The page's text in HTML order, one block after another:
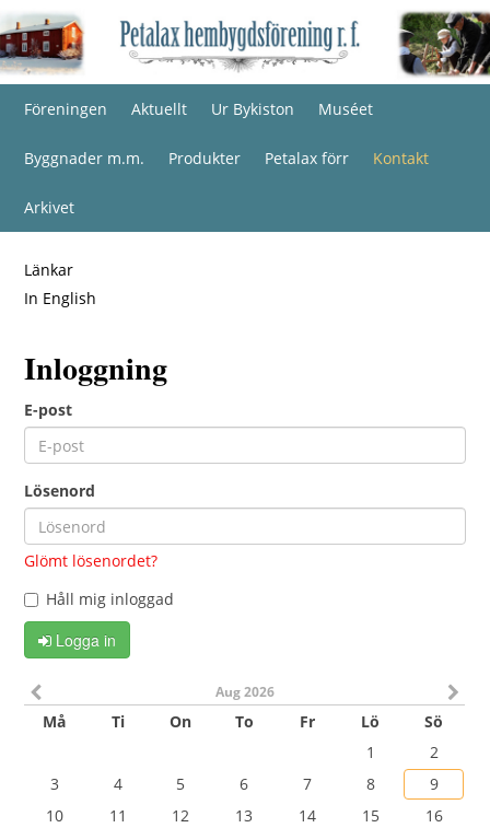
Föreningen Aktuellt Ur Bykiston Muséet
Byggnader m.m. Produkter Petalax förr Kontakt
Arkivet
Länkar
In English
Inloggning
E-post
Lösenord
Glömt lösenordet?
Håll mig inloggad
Logga in
Aug 2026
Må Ti On To Fr Lö
Sö
1
2
3
4 5 6 7 8
9
10
11 12 13 14 15
16